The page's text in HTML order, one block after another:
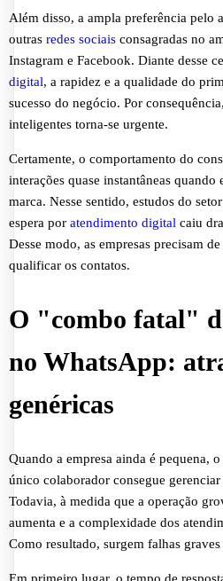
Além disso, a ampla preferência pelo
outras redes sociais consagradas no
Instagram e Facebook. Diante desse
digital, a rapidez e a qualidade do
sucesso do negócio. Por
inteligentes torna-se urgente.
Certamente, o comportamento do
interações quase instantâneas
marca. Nesse sentido, estudos do
espera por atendimento digital caiu
Desse modo, as empresas precisam
qualificar os contatos.
O "combo fatal"
no WhatsApp:
genéricas
Quando a empresa ainda é pequena,
único colaborador consegue gerenciar
Todavia, à medida que a operação
aumenta e a complexidade dos
Como resultado, surgem falhas
Em primeiro lugar, o tempo de